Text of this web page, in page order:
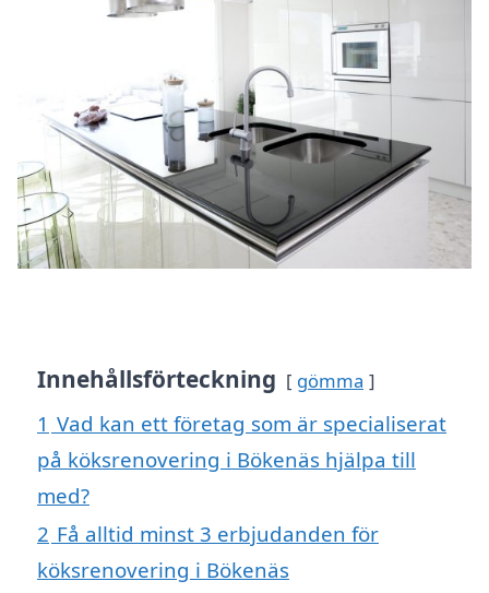
Innehållsförteckning gömma
1 Vad kan ett företag som är specialiserat
på köksrenovering i Bökenäs hjälpa till
med?
2 Få alltid minst 3 erbjudanden för
köksrenovering i Bökenäs